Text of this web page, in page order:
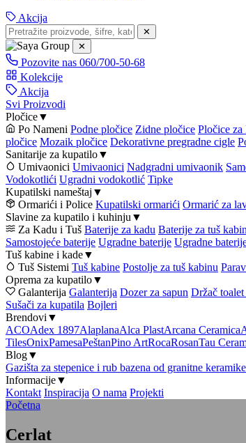
Akcija
✕
✕
Pozovite nas 060/700-50-68
Kolekcije
Akcija
Svi Proizvodi
Pločice▼
Po Nameni Podne pločice Zidne pločice Pločice
pločice Mozaik pločice Dekorativne pregradne cigle
Sanitarije za kupatilo▼
Umivaonici Umivaonici Nadgradni umivaonik
Vodokotlići Ugradni vodokotlić Tipke
Kupatilski nameštaj ▼
Ormarići i Police Kupatilski ormarići Ormarić za
Slavine za kupatilo i kuhinju ▼
Za Kadu i Tuš Baterije za kadu Baterije za tuš
Samostojeće baterije Ugradne baterije Ugradne
Tuš kabine i kade▼
Tuš Sistemi Tuš kabine Postolje za tuš kabinu
Oprema za kupatilo▼
Galanterija Galanterija Dozer za sapun Držač toalet
Sušači za kupatila Bojleri
Brendovi ▼
ACOAdex 1897AlaplanaAlca PlastArcana Ceramica
TilesOnixPamesaPeštanPino ArtRocaRosanTau
Blog▼
Gazišta za stepenice i rub bazena od granitne
Informacije▼
Kontakt Inspiracija O nama Projekti
Početna
Cerlat